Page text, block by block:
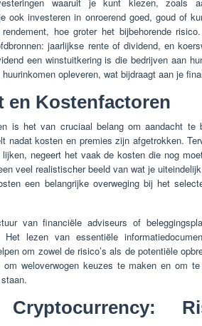
ook investeren in onroerend goed, goud of
hoe groter het bijbehorende
jaarlijkse rente of dividend, en
een winstuitkering is die bedrijven aan
opleveren, wat bijdraagt aan je
en Kostenfactoren
is het van cruciaal belang om aandacht te
nadat kosten en premies zijn afgetrokken.
negeert het vaak de kosten die nog
veel realistischer beeld van wat je
een belangrijke overweging bij het
van financiële adviseurs of
lezen van essentiële
om zowel de risico’s als de potentiële
weloverwogen keuzes te maken en om